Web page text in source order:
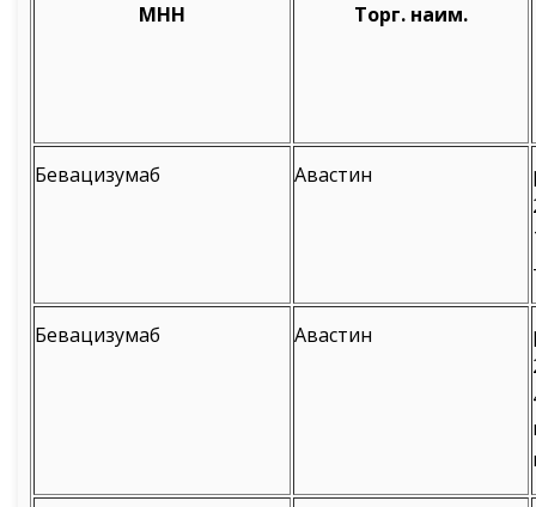
МНН Торг. наим.
Бевацизумаб Авастин
Бевацизумаб Авастин